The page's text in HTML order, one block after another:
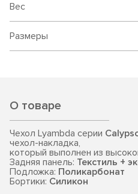
Вес
Размеры
О товаре
Чехол Lyambda серии
чехол-накладка,
который выполнен из
Задняя панель: Текстиль +
Подложка: Поликарбонат
Бортики: Силикон